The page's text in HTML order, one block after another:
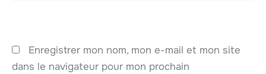
Enregistrer mon nom, mon e-mail et mon site
dans le navigateur pour mon prochain